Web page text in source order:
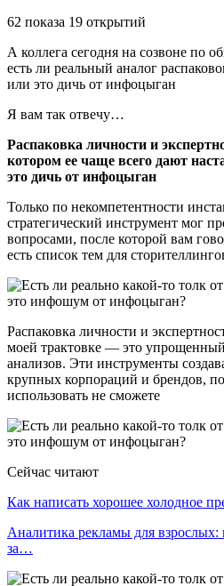
62 показа 19 открытий
А коллега сегодня на созвоне по
есть ли реальный аналог
или это дичь от инфоцыган
Я вам так отвечу…
Распаковка личности и
котором ее чаще всего дают
это дичь от инфоцыган
Только по некомпетентности
стратегический инструмент мог
вопросами, после которой вам
есть список тем для
Распаковка личности и
моей трактовке — это
анализов. Эти инструменты
крупных корпораций и брендов,
использовать не сможете
Сейчас читают
Как написать хорошее холодное
Аналитика рекламы для взрослых:
за…